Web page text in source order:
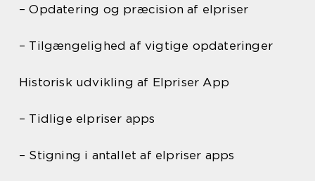
– Opdatering og præcision af elpriser
– Tilgængelighed af vigtige opdateringer
Historisk udvikling af Elpriser App
– Tidlige elpriser apps
– Stigning i antallet af elpriser apps